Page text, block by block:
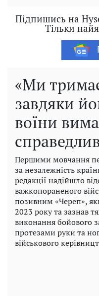
Підпишись на
Тільки
«Ми
завдяки
воїни
Першими мовчання
за незалежність
редакції надійшло
важкопораненого
позивним «Череп»,
2023 року та зазнав
виконання бойового
протезами руки та
військового